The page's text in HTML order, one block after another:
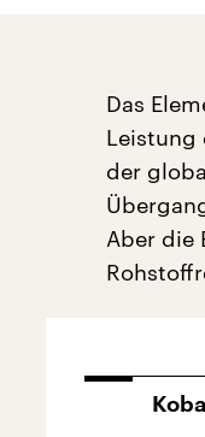
Das
Leistung
der
Aber die